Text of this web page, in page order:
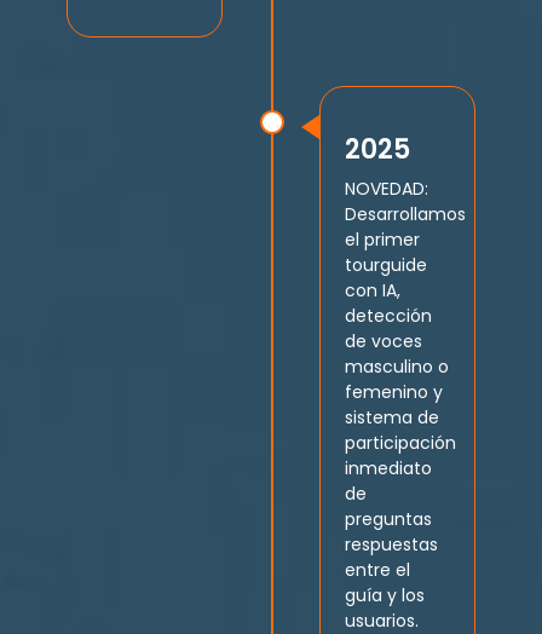
2025
NOVEDAD:
Desarrollamos
el primer
tourguide
con IA,
detección
de voces
masculino o
femenino y
sistema de
participación
inmediato
de
preguntas
respuestas
entre el
guía y los
usuarios.